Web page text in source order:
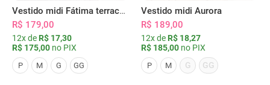
Vestido midi Fátima terracota
R$ 179,00
12x de R$ 17,30
R$ 175,00 no PIX
P M G GG
Vestido midi Aurora
R$ 189,00
12x de R$ 18,27
R$ 185,00 no PIX
P M G GG